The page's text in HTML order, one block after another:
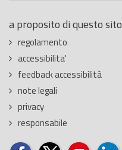
a proposito di questo sito
regolamento
accessibilita'
feedback accessibilità
note legali
privacy
responsabile